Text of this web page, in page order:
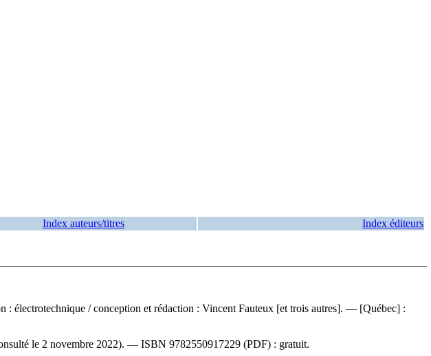
Index auteurs/titres Index éditeurs
: électrotechnique / conception et rédaction : Vincent Fauteux [et trois autres]. — [Québec] :
le 2 novembre 2022). — ISBN 9782550917229 (PDF) : gratuit.